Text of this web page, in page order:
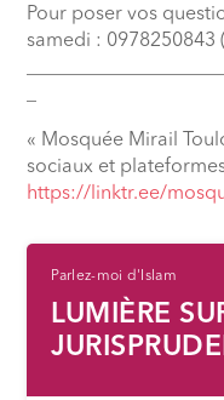
Pour poser vos
samedi : 0978250843
« Mosquée Mirail
sociaux et
⁠https://linktr.ee/
Parlez-moi d'Islam
LUMIÈRE